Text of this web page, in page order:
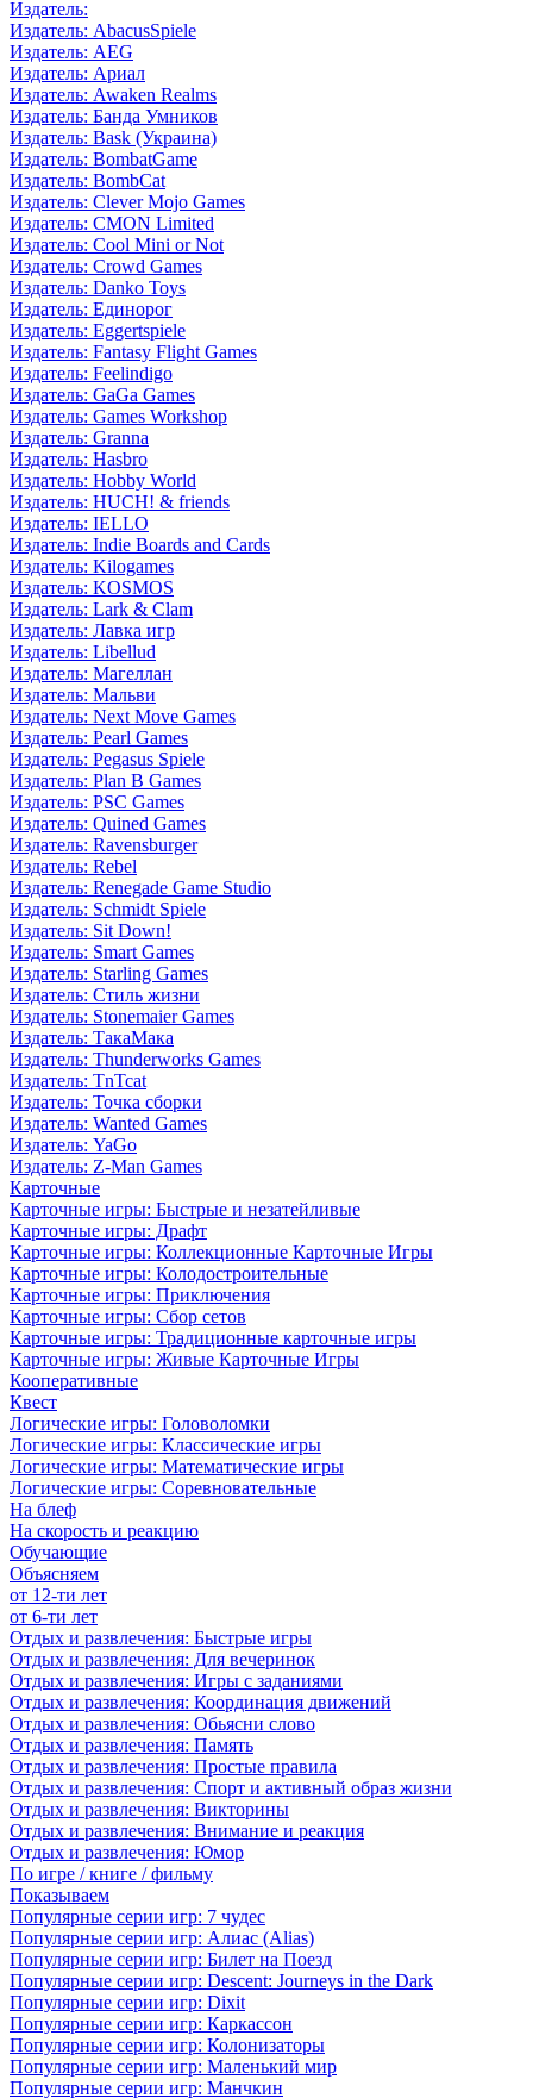
Издатель:
Издатель: AbacusSpiele
Издатель: AEG
Издатель: Ариал
Издатель: Awaken Realms
Издатель: Банда Умников
Издатель: Bask (Украина)
Издатель: BombatGame
Издатель: BombCat
Издатель: Clever Mojo Games
Издатель: CMON Limited
Издатель: Cool Mini or Not
Издатель: Crowd Games
Издатель: Danko Toys
Издатель: Единорог
Издатель: Eggertspiele
Издатель: Fantasy Flight Games
Издатель: Feelindigo
Издатель: GaGa Games
Издатель: Games Workshop
Издатель: Granna
Издатель: Hasbro
Издатель: Hobby World
Издатель: HUCH! & friends
Издатель: IELLO
Издатель: Indie Boards and Cards
Издатель: Kilogames
Издатель: KOSMOS
Издатель: Lark & Clam
Издатель: Лавка игр
Издатель: Libellud
Издатель: Магеллан
Издатель: Мальви
Издатель: Next Move Games
Издатель: Pearl Games
Издатель: Pegasus Spiele
Издатель: Plan B Games
Издатель: PSC Games
Издатель: Quined Games
Издатель: Ravensburger
Издатель: Rebel
Издатель: Renegade Game Studio
Издатель: Schmidt Spiele
Издатель: Sit Down!
Издатель: Smart Games
Издатель: Starling Games
Издатель: Стиль жизни
Издатель: Stonemaier Games
Издатель: ТакаМака
Издатель: Thunderworks Games
Издатель: TnTcat
Издатель: Точка сборки
Издатель: Wanted Games
Издатель: YaGo
Издатель: Z-Man Games
Карточные
Карточные игры: Быстрые и незатейливые
Карточные игры: Драфт
Карточные игры: Коллекционные Карточные Игры
Карточные игры: Колодостроительные
Карточные игры: Приключения
Карточные игры: Сбор сетов
Карточные игры: Традиционные карточные игры
Карточные игры: Живые Карточные Игры
Кооперативные
Квест
Логические игры: Головоломки
Логические игры: Классические игры
Логические игры: Математические игры
Логические игры: Соревновательные
На блеф
На скорость и реакцию
Обучающие
Объясняем
от 12-ти лет
от 6-ти лет
Отдых и развлечения: Быстрые игры
Отдых и развлечения: Для вечеринок
Отдых и развлечения: Игры с заданиями
Отдых и развлечения: Координация движений
Отдых и развлечения: Обьясни слово
Отдых и развлечения: Память
Отдых и развлечения: Простые правила
Отдых и развлечения: Спорт и активный образ жизни
Отдых и развлечения: Викторины
Отдых и развлечения: Внимание и реакция
Отдых и развлечения: Юмор
По игре / книге / фильму
Показываем
Популярные серии игр: 7 чудес
Популярные серии игр: Алиас (Alias)
Популярные серии игр: Билет на Поезд
Популярные серии игр: Descent: Journeys in the Dark
Популярные серии игр: Dixit
Популярные серии игр: Каркассон
Популярные серии игр: Колонизаторы
Популярные серии игр: Маленький мир
Популярные серии игр: Манчкин